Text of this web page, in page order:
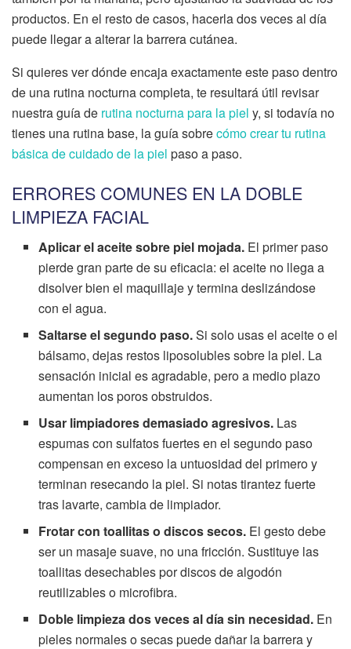
productos. En el resto de casos, hacerla dos veces al día
puede llegar a alterar la barrera cutánea.
Si quieres ver dónde encaja exactamente este paso dentro
de una rutina nocturna completa, te resultará útil revisar
nuestra guía de rutina nocturna para la piel y, si todavía no
tienes una rutina base, la guía sobrecómo crear tu rutina
básica de cuidado de la piel paso a paso.
ERRORES COMUNES EN LA DOBLE
LIMPIEZA FACIAL
Aplicar el aceite sobre piel mojada. El primer paso
pierde gran parte de su eficacia: el aceite no llega a
disolver bien el maquillaje y termina deslizándose
con el agua.
Saltarse el segundo paso.Si solo usas el aceite o el
bálsamo, dejas restos liposolubles sobre la piel. La
sensación inicial es agradable, pero a medio plazo
aumentan los poros obstruidos.
Usar limpiadores demasiado agresivos. Las
espumas con sulfatos fuertes en el segundo paso
compensan en exceso la untuosidad del primero y
terminan resecando la piel. Si notas tirantez fuerte
tras lavarte, cambia de limpiador.
Frotar con toallitas o discos secos. El gesto debe
ser un masaje suave, no una fricción. Sustituye las
toallitas desechables por discos de algodón
reutilizables o microfibra.
Doble limpieza dos veces al día sin necesidad. En
pieles normales o secas puede dañar la barrera y